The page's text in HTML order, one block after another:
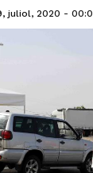
juliol, 2020 -